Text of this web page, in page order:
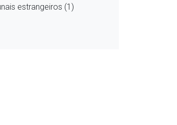
estrangeiros (1)